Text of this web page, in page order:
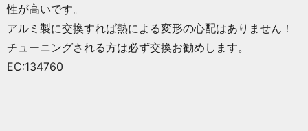
性が高いです。
アルミ製に交換すれば熱による変形の心配はありません！
チューニングされる方は必ず交換お勧めします。
EC:134760